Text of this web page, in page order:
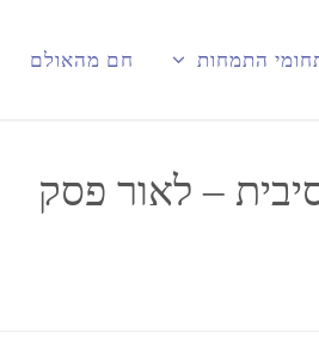
התמחות חם מהאולם
– לאור פסק